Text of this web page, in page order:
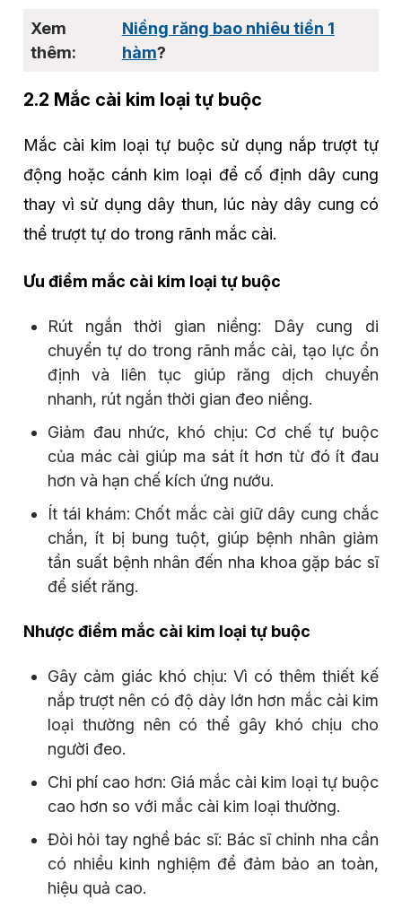
Niềng răng bao nhiêu tiền 1
hàm?
2.2 Mắc cài kim loại tự buộc
Mắc cài kim loại tự buộc sử dụng nắp trượt tự
động hoặc cánh kim loại để cố định dây cung
thay vì sử dụng dây thun, lúc này dây cung có
thể trượt tự do trong rãnh mắc cài.
Ưu điểm mắc cài kim loại tự buộc
Rút ngắn thời gian niềng: Dây cung di
chuyển tự do trong rãnh mắc cài, tạo lực ổn
định và liên tục giúp răng dịch chuyển
nhanh, rút ngắn thời gian đeo niềng.
Giảm đau nhức, khó chịu: Cơ chế tự buộc
của mác cài giúp ma sát ít hơn từ đó ít đau
hơn và hạn chế kích ứng nướu.
Ít tái khám: Chốt mắc cài giữ dây cung chắc
chắn, ít bị bung tuột, giúp bệnh nhân giảm
tần suất bệnh nhân đến nha khoa gặp bác sĩ
để siết răng.
Nhược điểm mắc cài kim loại tự buộc
Gây cảm giác khó chịu: Vì có thêm thiết kế
nắp trượt nên có độ dày lớn hơn mắc cài kim
loại thường nên có thể gây khó chịu cho
người đeo.
Chi phí cao hơn: Giá mắc cài kim loại tự buộc
cao hơn so với mắc cài kim loại thường.
Đòi hỏi tay nghề bác sĩ: Bác sĩ chỉnh nha cần
có nhiều kinh nghiệm để đảm bảo an toàn,
hiệu quả cao.